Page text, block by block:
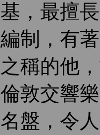
基，最擅
編制，有
之稱的他
倫敦交響
名盤，令